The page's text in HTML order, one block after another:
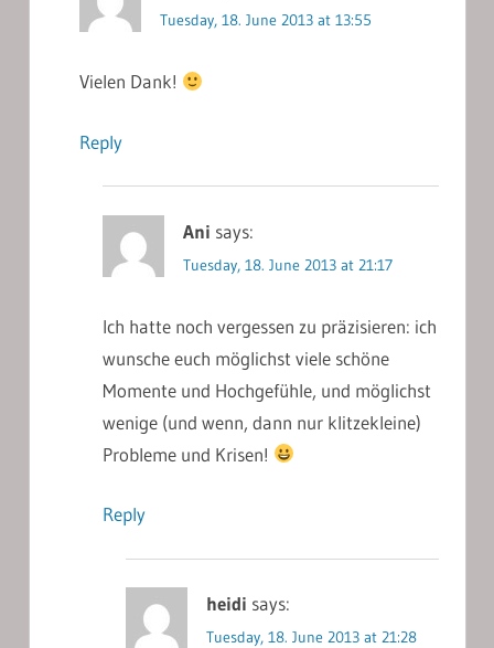
Tuesday, 18. June 2013 at 13:55
Vielen Dank!
Reply
Ani says:
Tuesday, 18. June 2013 at 21:17
Ich hatte noch vergessen zu präzisieren: ich
wunsche euch möglichst viele schöne
Momente und Hochgefühle, und möglichst
wenige (und wenn, dann nur klitzekleine)
Probleme und Krisen!
Reply
heidi says:
Tuesday, 18. June 2013 at 21:28